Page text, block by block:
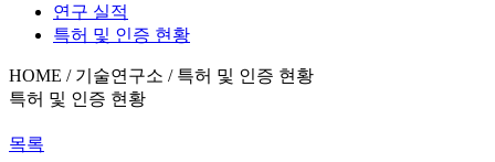
연구 실적
특허 및 인증 현황
HOME / 기술연구소 / 특허 및 인증 현황
특허 및 인증 현황
목록